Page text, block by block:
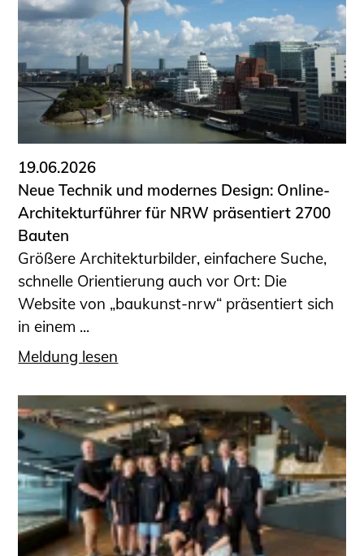
19.06.2026
Neue Technik und modernes Design: Online-
Architekturführer für NRW präsentiert 2700
Bauten
Größere Architekturbilder, einfachere Suche,
schnelle Orientierung auch vor Ort: Die
Website von „baukunst-nrw“ präsentiert sich
in einem ...
Meldung lesen